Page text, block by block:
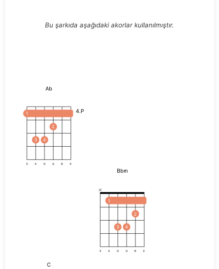
Bu şarkıda aşağıdaki akorlar kullanılmıştır.
Ab
4.P
1
3 4
2
E A D G B E
Bbm
1
3 4
2
E A D G B E
C